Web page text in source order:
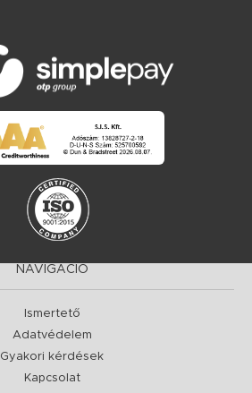
NAVIGÁCIÓ
Ismertető
Adatvédelem
Gyakori kérdések
Kapcsolat